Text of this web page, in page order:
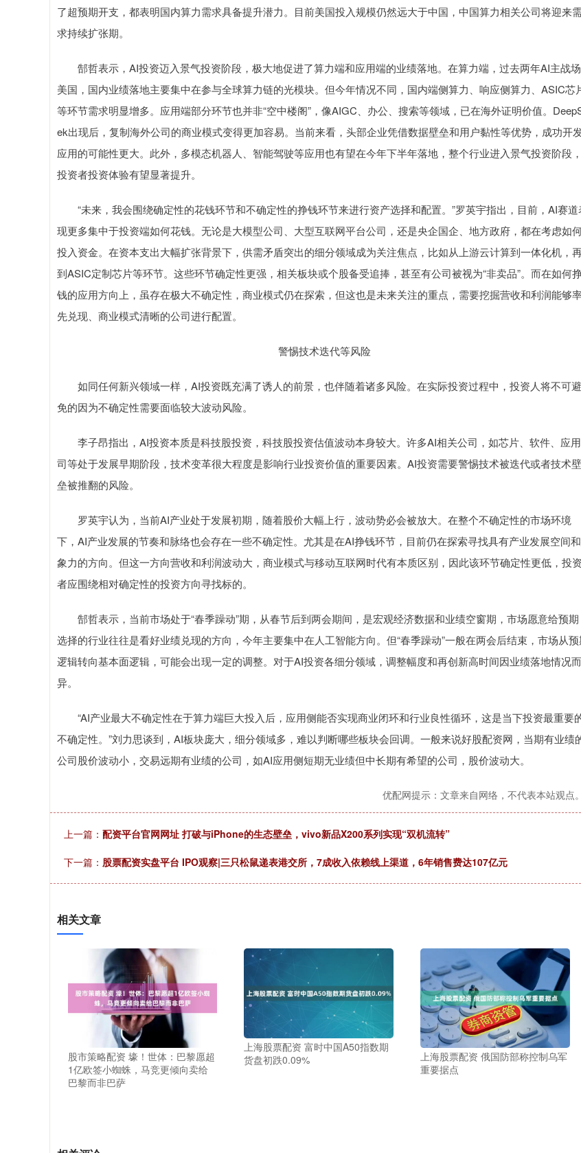
了超预期开支，都表明国内算力需求具备提升潜力。目前美国投入规模仍然远大于中国，中国算力相关公司将迎来
求持续扩张期。
郜哲表示，AI投资迈入景气投资阶段，极大地促进了算力端和应用端的业绩落地。在算力端，过去两年AI主战
美国，国内业绩落地主要集中在参与全球算力链的光模块。但今年情况不同，国内端侧算力、响应侧算力、ASIC芯
等环节需求明显增多。应用端部分环节也并非“空中楼阁”，像AIGC、办公、搜索等领域，已在海外证明价值。
ek出现后，复制海外公司的商业模式变得更加容易。当前来看，头部企业凭借数据壁垒和用户黏性等优势，成功开
应用的可能性更大。此外，多模态机器人、智能驾驶等应用也有望在今年下半年落地，整个行业进入景气投资阶段，
投资者投资体验有望显著提升。
“未来，我会围绕确定性的花钱环节和不确定性的挣钱环节来进行资产选择和配置。”罗英宇指出，目前，AI赛道
现更多集中于投资端如何花钱。无论是大模型公司、大型互联网平台公司，还是央企国企、地方政府，都在考虑如
投入资金。在资本支出大幅扩张背景下，供需矛盾突出的细分领域成为关注焦点，比如从上游云计算到一体化机，
到ASIC定制芯片等环节。这些环节确定性更强，相关板块或个股备受追捧，甚至有公司被视为“非卖品”。而在如何
钱的应用方向上，虽存在极大不确定性，商业模式仍在探索，但这也是未来关注的重点，需要挖掘营收和利润能够
先兑现、商业模式清晰的公司进行配置。
警惕技术迭代等风险
如同任何新兴领域一样，AI投资既充满了诱人的前景，也伴随着诸多风险。在实际投资过程中，投资人将不可避
免的因为不确定性需要面临较大波动风险。
李子昂指出，AI投资本质是科技股投资，科技股投资估值波动本身较大。许多AI相关公司，如芯片、软件、应
司等处于发展早期阶段，技术变革很大程度是影响行业投资价值的重要因素。AI投资需要警惕技术被迭代或者技术壁
垒被推翻的风险。
罗英宇认为，当前AI产业处于发展初期，随着股价大幅上行，波动势必会被放大。在整个不确定性的市场环境
下，AI产业发展的节奏和脉络也会存在一些不确定性。尤其是在AI挣钱环节，目前仍在探索寻找具有产业发展空间
象力的方向。但这一方向营收和利润波动大，商业模式与移动互联网时代有本质区别，因此该环节确定性更低，投资
者应围绕相对确定性的投资方向寻找标的。
郜哲表示，当前市场处于“春季躁动”期，从春节后到两会期间，是宏观经济数据和业绩空窗期，市场愿意给预期
选择的行业往往是看好业绩兑现的方向，今年主要集中在人工智能方向。但“春季躁动”一般在两会后结束，市场从预
逻辑转向基本面逻辑，可能会出现一定的调整。对于AI投资各细分领域，调整幅度和再创新高时间因业绩落地情况而
异。
“AI产业最大不确定性在于算力端巨大投入后，应用侧能否实现商业闭环和行业良性循环，这是当下投资最重要
不确定性。”刘力思谈到，AI板块庞大，细分领域多，难以判断哪些板块会回调。一般来说好股配资网，当期有业绩
公司股价波动小，交易远期有业绩的公司，如AI应用侧短期无业绩但中长期有希望的公司，股价波动大。
优配网提示：文章来自网络，不代表本站观点。
上一篇： 配资平台官网网址 打破与iPhone的生态壁垒，vivo新品X200系列实现“双机流转”
下一篇： 股票配资实盘平台 IPO观察|三只松鼠递表港交所，7成收入依赖线上渠道，6年销售费达107亿元
相关文章
股市策略配资 壕！世体：巴黎愿超
1亿欧签小蜘蛛，马竞更倾向卖给
巴黎而非巴萨
上海股票配资 富时中国A50指数期
货盘初跌0.09%
上海股票配资 俄国防部称控制乌军
重要据点